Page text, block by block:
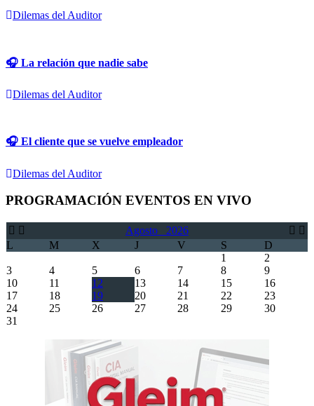
Dilemas del Auditor
🎧 La relación que nadie sabe
Dilemas del Auditor
🎧 El cliente que se vuelve empleador
Dilemas del Auditor
PROGRAMACIÓN EVENTOS EN VIVO
Agosto 2026
L
M X J V S
D
1
2
3
4 5 6 7 8
9
10
11 12 13 14 15
16
17
18 19 20 21 22
23
24
25 26 27 28 29
30
31